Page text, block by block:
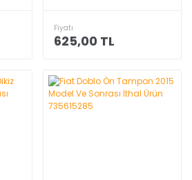
Fiyatı
625,00 TL